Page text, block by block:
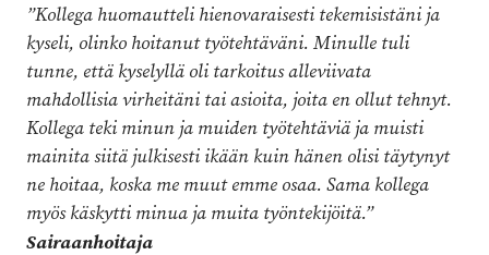
”Kollega huomautteli hienovaraisesti tekemisistäni ja
kyseli, olinko hoitanut työtehtäväni. Minulle tuli
tunne, että kyselyllä oli tarkoitus alleviivata
mahdollisia virheitäni tai asioita, joita en ollut tehnyt.
Kollega teki minun ja muiden työtehtäviä ja muisti
mainita siitä julkisesti ikään kuin hänen olisi täytynyt
ne hoitaa, koska me muut emme osaa. Sama kollega
myös käskytti minua ja muita työntekijöitä.”
Sairaanhoitaja